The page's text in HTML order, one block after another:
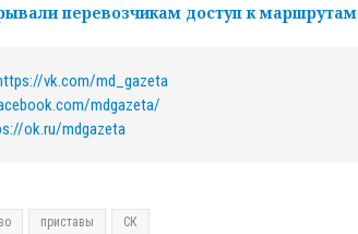
перевозчикам доступ к маршрутам
vk.com/md_gazeta
mdgazeta/
ok.ru/mdgazeta
приставы СК